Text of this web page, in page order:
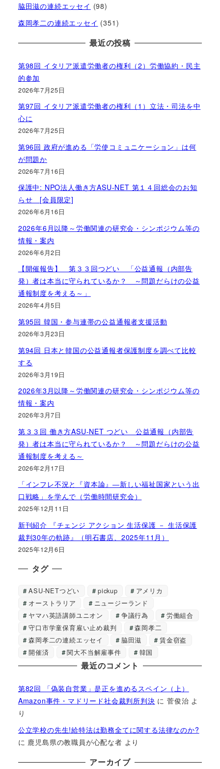
脇田滋の連続エッセイ (98)
森岡孝二の連続エッセイ (351)
最近の投稿
第98回 イタリア派遣労働者の権利（2）労働協約・民主
的参加
2026年7月25日
第97回 イタリア派遣労働者の権利（1）立法・司法を中
心に
2026年7月25日
第96回 政府が進める「労使コミュニケーション」は何
が問題か
2026年7月16日
保護中: NPO法人働き方ASU-NET 第１４回総会のお知
らせ [会員限定]
2026年6月16日
2026年6月以降～労働関連の研究会・シンポジウム等の
情報・案内
2026年6月2日
【開催報告】 第３３回つどい 「公益通報（内部告
発）者は本当に守られているか？ ～問題だらけの公益
通報制度を考える～」
2026年4月5日
第95回 韓国・参与連帯の公益通報者支援活動
2026年3月23日
第94回 日本と韓国の公益通報者保護制度を調べて比較
する
2026年3月19日
2026年3月以降～労働関連の研究会・シンポジウム等の
情報・案内
2026年3月7日
第３３回 働き方ASU-NET つどい 公益通報（内部告
発）者は本当に守られているか？ ～問題だらけの公益
通報制度を考える～
2026年2月17日
「インフレ不況と『資本論』―新しい福祉国家という出
口戦略」を学んで（労働時間研究会）
2025年12月11日
新刊紹介 『チェンジ アクション 生活保護 － 生活保護
裁判30年の軌跡』（明石書店、2025年11月）
2025年12月6日
タグ
ASU-NETつどい pickup
アメリカ
オーストラリア
ニュージーランド
ヤマハ英語講師ユニオン
争議行為
労働組合
守口市学童保育雇い止め裁判
森岡孝二
森岡孝二の連続エッセイ
脇田滋
賃金窃盗
開催済
関大不当解雇事件 韓国
最近のコメント
第82回 「偽装自営業」是正を進めるスペイン（上）
Amazon事件・マドリード社会裁判所判決 に菅俊治 よ
り
公立学校の先生!給特法は勤務全てに関する法律なのか?
に 鹿児島県の教職員が心配な者 より
アーカイブ